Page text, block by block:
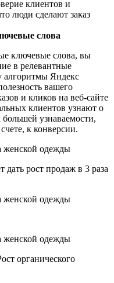
клиентов и
люди сделают заказ
слова
ключевые слова, вы
в релевантные
алгоритмы Яндекс
вашего
и кликов на веб-сайте
клиентов узнают о
узнаваемости,
к конверсии.
рост продаж в 3 раза
органического